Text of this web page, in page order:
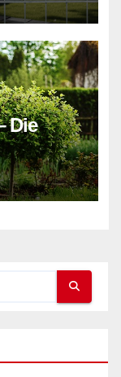
Die